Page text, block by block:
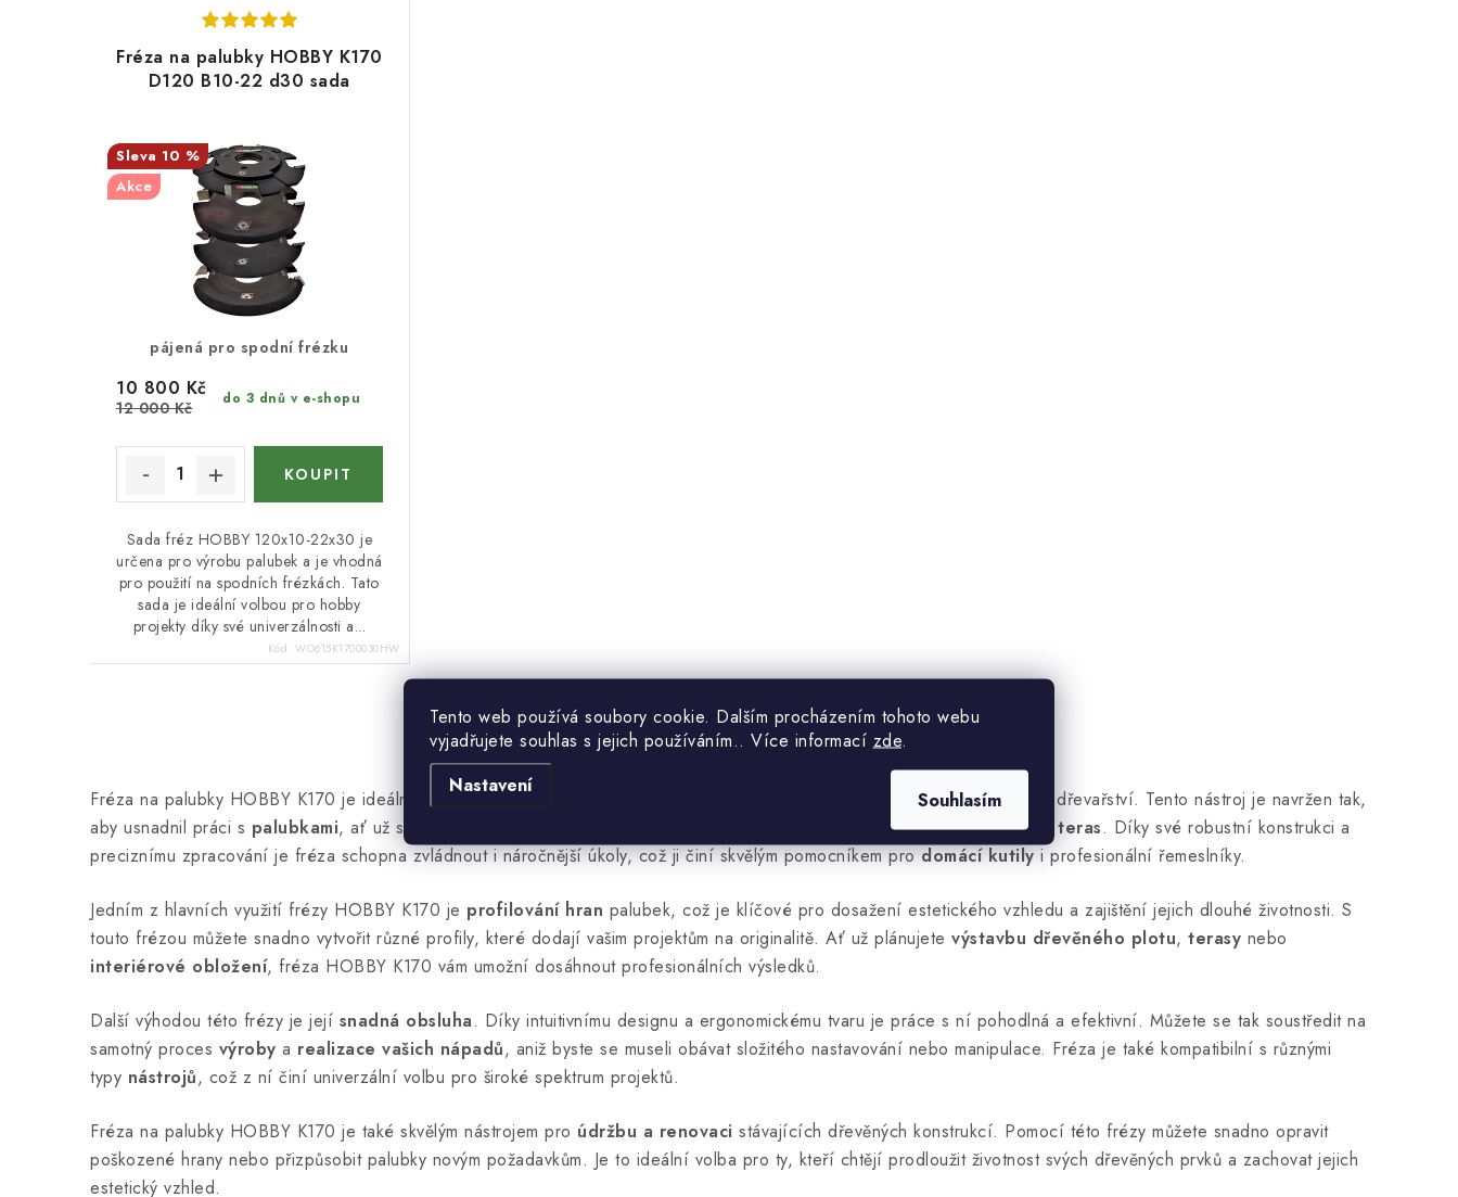
Tento web používá soubory cookie. Dalším procházením tohoto webu
vyjadřujete souhlas s jejich používáním.. Více informací zde.
Nastavení
Souhlasím
p
p
Fréza na palubky HOBBY K170
D120 B10-22 d30 sada
10 %
Akce
pájená pro spodní frézku
do 3 dnů v e-shopu
10 800 Kč
12 000 Kč
Sada fréz HOBBY 120x10-22x30 je
určena pro výrobu palubek a je vhodná
pro použití na spodních frézkách. Tato
sada je ideální volbou pro hobby
projekty díky své univerzálnosti a...
Kód: WO615K1700030HW
v
l
á
d
a
c
p
r
k
y
Fréza na palubky HOBBY K170 je ideálním nástrojem pro všechny, kteří se chtějí pustit do kreativních projektův oblasti dřevařství. Tento nástroj je navržen tak,
aby usnadnil práci s palubkami, ať už se jedná o vytváření venkovních teras. Díky své robustní konstrukci a
preciznímu zpracování je fréza schopna zvládnout i náročnější úkoly, což ji činí skvělým pomocníkem prodomácí kutilyi profesionální řemeslníky.
Jedním z hlavních využití frézy HOBBY K170 je profilování hran palubek, což je klíčové pro dosažení estetického vzhledu a zajištění jejich dlouhé životnosti. S
touto frézou můžete snadno vytvořit různé profily, které dodají vašim projektům na originalitě. Ať už plánujete výstavbu dřevěného plotu, terasy nebo
interiérové obložení, fréza HOBBY K170 vám umožní dosáhnout profesionálních výsledků.
Další výhodou této frézy je její snadná obsluha. Díky intuitivnímu designu a ergonomickému tvaru je práce s ní pohodlná a efektivní. Můžete se tak soustředit na
samotný proces výroby a realizace vašich nápadů, aniž byste se museli obávat složitého nastavování nebo manipulace. Fréza je také kompatibilní s různými
typy nástrojů, což z ní činí univerzální volbu pro široké spektrum projektů.
Fréza na palubky HOBBY K170 je také skvělým nástrojem pro údržbu a renovaci stávajících dřevěných konstrukcí. Pomocí této frézy můžete snadno opravit
poškozené hrany nebo přizpůsobit palubky novým požadavkům. Je to ideální volba pro ty, kteří chtějí prodloužit životnost svých dřevěných prvků a zachovat jejich
estetický vzhled.